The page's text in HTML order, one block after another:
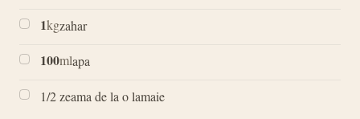
1kgzahar
100mlapa
1/2 zeama de la o lamaie